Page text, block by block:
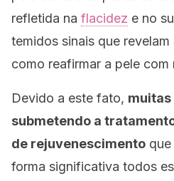
refletida na flacidez e no
temidos sinais que revelam
como reafirmar a pele com
Devido a este fato, muitas
submetendo a
de rejuvenescimento
forma significativa todos